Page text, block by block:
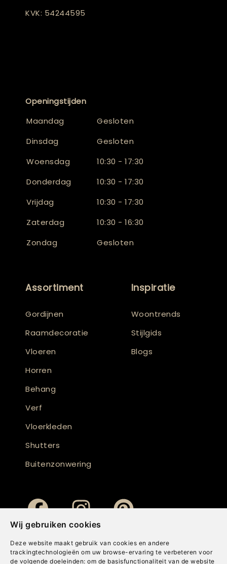
Wij gebruiken cookies
Deze website maakt gebruik van cookies en andere
trackingtechnologieën om uw browse-ervaring te verbeteren voor
de volgende doeleinden: om de basisfunctionaliteit van de website
KVK: 54244595
Openingstijden
Maandag
Gesloten
Dinsdag
Gesloten
Woensdag
10:30 - 17:30
Donderdag
10:30 - 17:30
Vrijdag
10:30 - 17:30
Zaterdag
10:30 - 16:30
Zondag
Gesloten
Assortiment
Gordijnen
Raamdecoratie
Vloeren
Horren
Behang
Verf
Vloerkleden
Shutters
Buitenzonwering
Inspiratie
Woontrends
Stijlgids
Blogs